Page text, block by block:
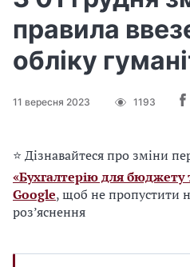
правила
обліку
11 вересня 2023 1193
⭐ Дізнавайтеся про зміни
«Бухгалтерію для
Google, щоб не пропустити
роз’яснення